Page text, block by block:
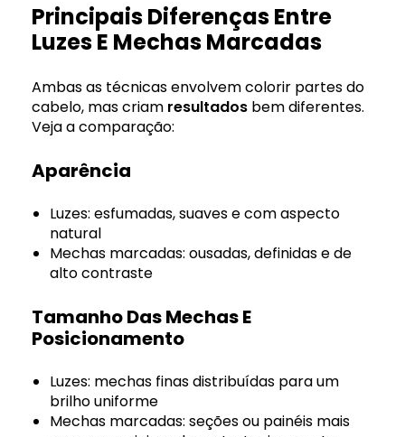
Principais Diferenças Entre
Luzes E Mechas Marcadas
Ambas as técnicas envolvem colorir partes do
cabelo, mas criam resultados bem diferentes.
Veja a comparação:
Aparência
Luzes: esfumadas, suaves e com aspecto
natural
Mechas marcadas: ousadas, definidas e de
alto contraste
Tamanho Das Mechas E
Posicionamento
Luzes: mechas finas distribuídas para um
brilho uniforme
Mechas marcadas: seções ou painéis mais